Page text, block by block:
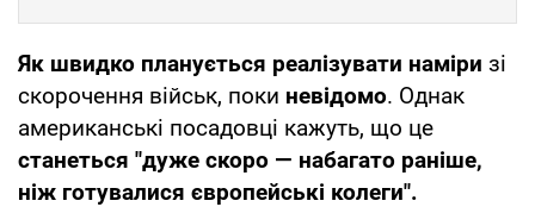
Як швидко планується реалізувати наміри зі
скорочення військ, поки невідомо. Однак
американські посадовці кажуть, що це
станеться "дуже скоро — набагато раніше,
ніж готувалися європейські колеги".